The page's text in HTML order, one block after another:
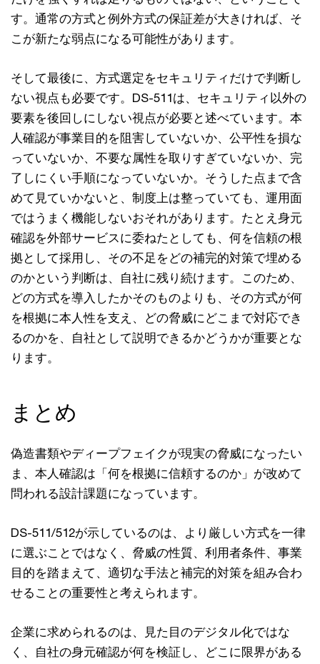
す。通常の方式と例外方式の保証差が大きければ、そ
こが新たな弱点になる可能性があります。
そして最後に、方式選定をセキュリティだけで判断し
ない視点も必要です。DS-511は、セキュリティ以外の
要素を後回しにしない視点が必要と述べています。本
人確認が事業目的を阻害していないか、公平性を損な
っていないか、不要な属性を取りすぎていないか、完
了しにくい手順になっていないか。そうした点まで含
めて見ていかないと、制度上は整っていても、運用面
ではうまく機能しないおそれがあります。たとえ身元
確認を外部サービスに委ねたとしても、何を信頼の根
拠として採用し、その不足をどの補完的対策で埋める
のかという判断は、自社に残り続けます。このため、
どの方式を導入したかそのものよりも、その方式が何
を根拠に本人性を支え、どの脅威にどこまで対応でき
るのかを、自社として説明できるかどうかが重要とな
ります。
まとめ
偽造書類やディープフェイクが現実の脅威になったい
ま、本人確認は「何を根拠に信頼するのか」が改めて
問われる設計課題になっています。
DS-511/512が示しているのは、より厳しい方式を一律
に選ぶことではなく、脅威の性質、利用者条件、事業
目的を踏まえて、適切な手法と補完的対策を組み合わ
せることの重要性と考えられます。
企業に求められるのは、見た目のデジタル化ではな
く、自社の身元確認が何を検証し、どこに限界がある